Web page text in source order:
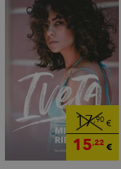
17,90€
15,22€